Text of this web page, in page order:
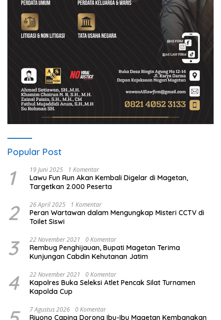
Popular Post
1 19 Juni 2025 1 Komentar
Lawu Fun Run Akan Kembali Digelar di Magetan,
Targetkan 2.000 Peserta
2 26 April 2025 1 Komentar
Peran Wartawan dalam Mengungkap Misteri CCTV di
Toilet Siswi
3 22 November 2021 0 Komentar
Rembug Penghijauan, Bupati Magetan Terima
Kunjungan Cabdin Kehutanan Jatim
4 22 November 2021 0 Komentar
Kapolres Buka Seleksi Atlet Pencak Silat Turnamen
Kapolda Cup
7 Agustus 2026 0 Komentar
Riyono Caping Dorong Ibu-Ibu Magetan Kembangkan